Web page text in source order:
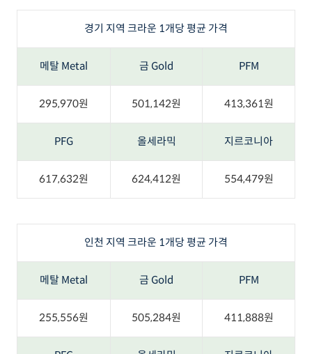
경기 지역 크라운 1개당 평균 가격
메탈 Metal 금 Gold PFM
295,970원 501,142원 413,361원
PFG 올세라믹 지르코니아
617,632원 624,412원 554,479원
인천 지역 크라운 1개당 평균 가격
메탈 Metal 금 Gold PFM
255,556원 505,284원 411,888원